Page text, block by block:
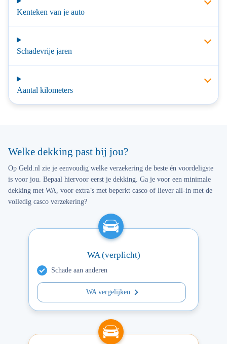
Kenteken van je auto
Schadevrije jaren
Aantal kilometers
Welke dekking past bij jou?
Op Geld.nl zie je eenvoudig welke verzekering de beste én voordeligste
is voor jou. Bepaal hiervoor eerst je dekking. Ga je voor een minimale
dekking met WA, voor extra’s met beperkt casco of liever all-in met de
volledig casco verzekering?
WA (verplicht)
Schade aan anderen
WA vergelijken